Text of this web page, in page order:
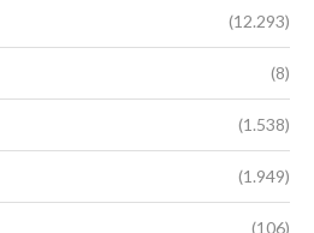
(12.293)
(8)
(1.538)
(1.949)
(106)